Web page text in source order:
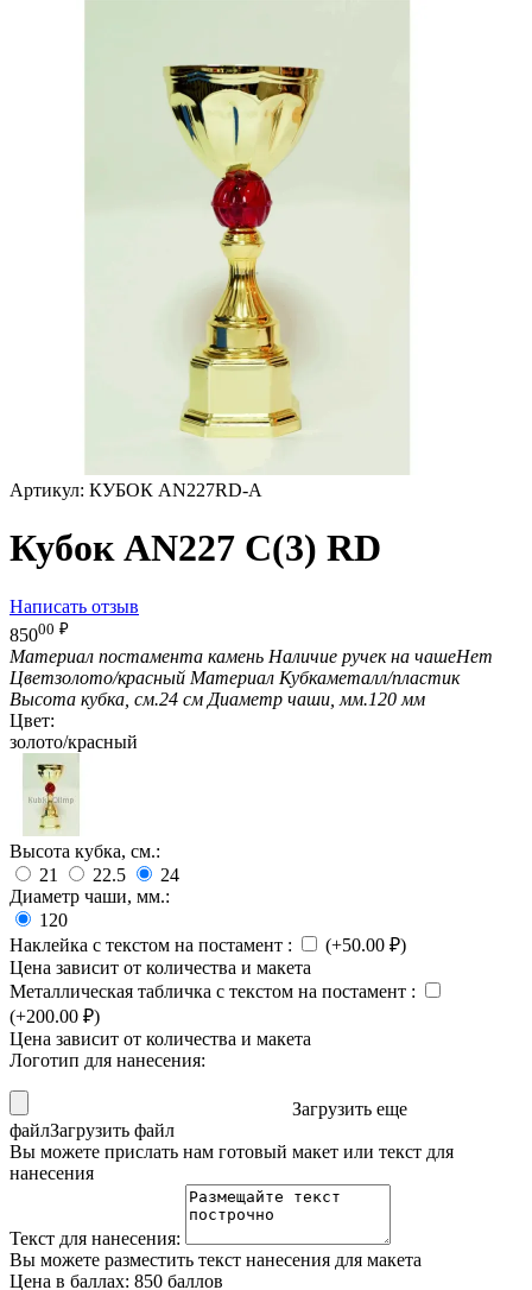
Артикул: КУБОК AN227RD-A
Кубок AN227 C(3) RD
Написать отзыв
85000 ₽
Материал постамента камень Наличие ручек на чашеНет
Цветзолото/красный Материал Кубкаметалл/пластик
Высота кубка, см.24 см Диаметр чаши, мм.120 мм
Цвет:
золото/красный
Высота кубка, см.:
21
22.5
24
Диаметр чаши, мм.:
120
Наклейка с текстом на постамент : (+50.00 ₽)
Цена зависит от количества и макета
Металлическая табличка с текстом на постамент :
(+200.00 ₽)
Цена зависит от количества и макета
Логотип для нанесения:
Загрузить еще
файлЗагрузить файл
Вы можете прислать нам готовый макет или текст для
нанесения
Текст для нанесения:
Вы можете разместить текст нанесения для макета
Цена в баллах: 850 баллов